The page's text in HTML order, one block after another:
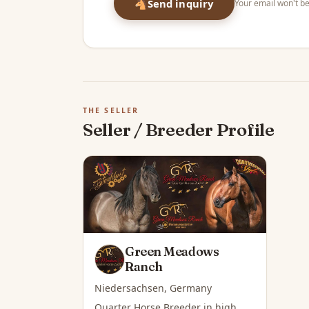
🐴Send inquiry Your email won't
THE SELLER
Seller / Breeder Profile
Green Meadows
Ranch
Niedersachsen, Germany